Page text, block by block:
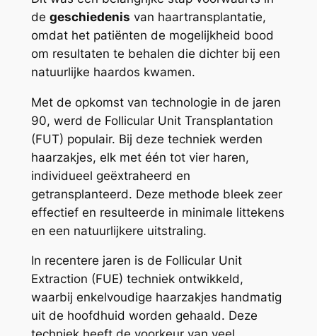
de geschiedenis van haartransplantatie,
omdat het patiënten de mogelijkheid bood
om resultaten te behalen die dichter bij een
natuurlijke haardos kwamen.
Met de opkomst van technologie in de jaren
90, werd de Follicular Unit Transplantation
(FUT) populair. Bij deze techniek werden
haarzakjes, elk met één tot vier haren,
individueel geëxtraheerd en
getransplanteerd. Deze methode bleek zeer
effectief en resulteerde in minimale littekens
en een natuurlijkere uitstraling.
In recentere jaren is de Follicular Unit
Extraction (FUE) techniek ontwikkeld,
waarbij enkelvoudige haarzakjes handmatig
uit de hoofdhuid worden gehaald. Deze